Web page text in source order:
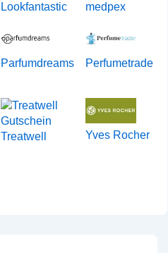
Lookfantastic medpex
Parfumdreams Perfumetrader
Treatwell Yves Rocher